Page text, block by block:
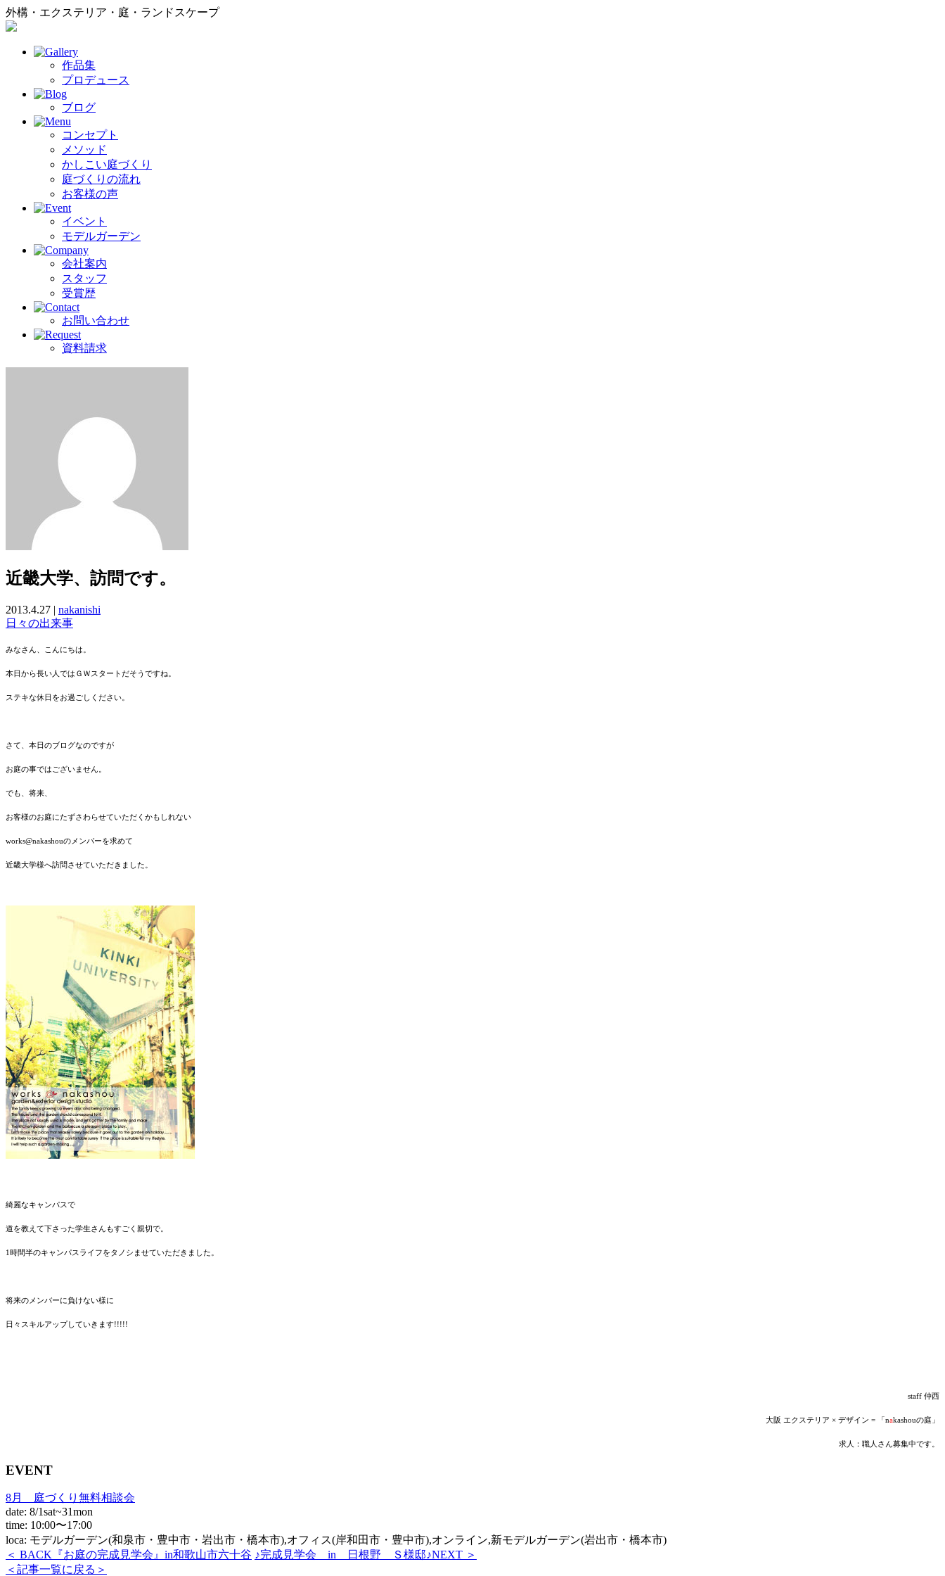
外構・エクステリア・庭・ランドスケープ
作品集
プロデュース
ブログ
コンセプト
メソッド
かしこい庭づくり
庭づくりの流れ
お客様の声
イベント
モデルガーデン
会社案内
スタッフ
受賞歴
お問い合わせ
資料請求
近畿大学、訪問です。
2013.4.27 | nakanishi
日々の出来事
みなさん、こんにちは。
本日から長い人ではＧＷスタートだそうですね。
ステキな休日をお過ごしください。
さて、本日のブログなのですが
お庭の事ではございません。
でも、将来、
お客様のお庭にたずさわらせていただくかもしれない
works@nakashouのメンバーを求めて
近畿大学様へ訪問させていただきました。
綺麗なキャンパスで
道を教えて下さった学生さんもすごく親切で。
1時間半のキャンパスライフをタノシませていただきました。
将来のメンバーに負けない様に
日々スキルアップしていきます!!!!!
staff 仲西
大阪 エクステリア × デザイン = 「nakashouの庭」
求人：職人さん募集中です。
EVENT
8月 庭づくり無料相談会
date: 8/1sat~31mon
time: 10:00〜17:00
loca: モデルガーデン(和泉市・豊中市・岩出市・橋本市),オフィス(岸和田市・豊中市),オンライン,新モデルガーデン(岩出市・橋本市)
＜ BACK 『お庭の完成見学会』in和歌山市六十谷 ♪完成見学会 in 日根野 Ｓ様邸♪NEXT ＞
＜記事一覧に戻る＞